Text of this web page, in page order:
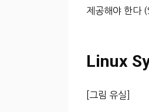
제공해야 한다
Linux
[그림 유실]